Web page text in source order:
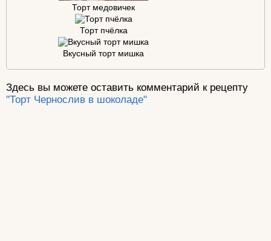
Торт медовичек
Торт пчёлка
Вкусный торт мишка
Здесь вы можете оставить комментарий к рецепту
"Торт Чернослив в шоколаде"